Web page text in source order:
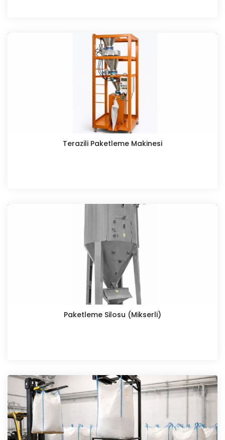
Terazili Paketleme Makinesi
Paketleme Silosu (Mikserli)